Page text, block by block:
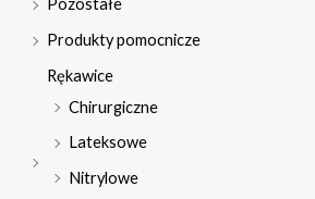
Pozostałe
Produkty pomocnicze
Rękawice
Chirurgiczne
Lateksowe
Nitrylowe